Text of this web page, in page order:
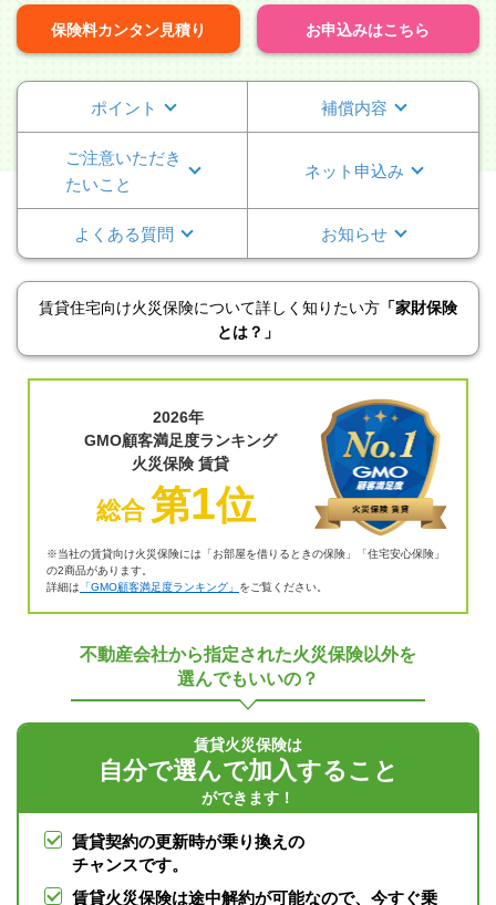
保険料カンタン見積り お申込みはこちら
ポイント 補償内容
ご注意いただき
たいこと
ネット申込み
よくある質問 お知らせ
賃貸住宅向け火災保険について詳しく知りたい方 「家財保険
とは？」
2026年
GMO顧客満足度ランキング
火災保険 賃貸
総合 第1位
※当社の賃貸向け火災保険には「お部屋を借りるときの保険」「住宅安心保険」
の2商品があります。
詳細は 「GMO顧客満足度ランキング」 をご覧ください。
不動産会社から指定された火災保険以外を
選んでもいいの？
賃貸火災保険は
自分で選んで加入すること
ができます！
賃貸契約の更新時が乗り換えの
チャンスです。
賃貸火災保険は途中解約が可能なので、今すぐ乗